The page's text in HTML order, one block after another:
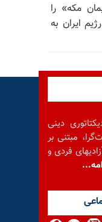
مکه» را
ایران به
دینی
مبتنی بر
فردی و